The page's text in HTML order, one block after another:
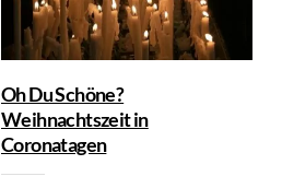
Oh Du Schöne?
Weihnachtszeit in
Coronatagen